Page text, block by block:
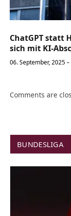
ChatGPT statt
sich mit KI-
06. September, 2025
Comments are
BUNDESLIGA